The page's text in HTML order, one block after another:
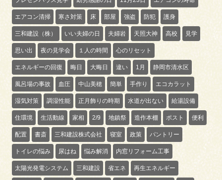
エアコン清掃 寒さ対策 床 部屋 強盗 防犯 護身
三和建設（株） いい夫婦の日 夫婦岩 天照大神 高校 見学
思い出 夜の見学会 １人の時間 心のリセット
エネルギーの回復 晦日 大晦日 違い 1月 静岡市清水区
風呂場の事故 血圧 中山美穂 簡単 手作り エコカラット
湿気対策 調湿性能 正月飾りの時期 水道が出ない 給湯設備
住環境 生活動線 家相 2/9 地鎮祭 造作本棚 ポスト 便利
配置 書斎 三和建設株式会社 寝室 政策 パントリー
トイレの悩み 尿はね 悩み解消 内窓リフォーム工事
太陽光発電システム 三和建設 省エネ 再生エネルギー